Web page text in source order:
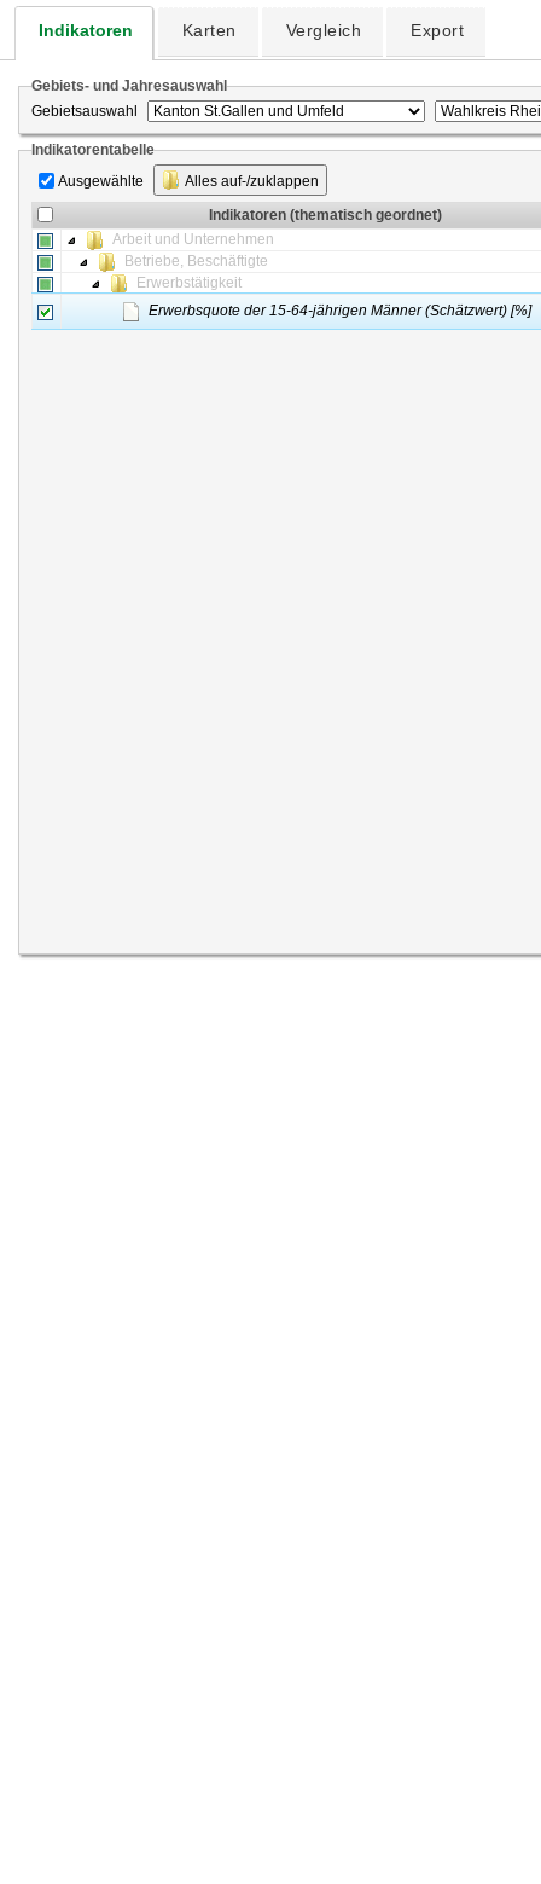
Indikatoren Karten Vergleich Export
Gebiets- und Jahresauswahl
Gebietsauswahl
Indikatorentabelle
Ausgewählte
Alles auf-/zuklappen
Indikatoren (thematisch geordnet)
Arbeit und Unternehmen
Betriebe, Beschäftigte
Erwerbstätigkeit
Erwerbsquote der 15-64-jährigen Männer (Schätzwert) [%]